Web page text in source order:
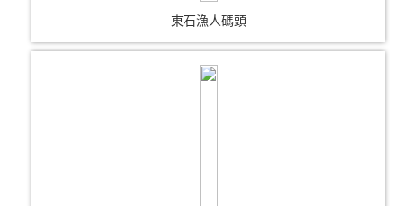
東石漁人碼頭